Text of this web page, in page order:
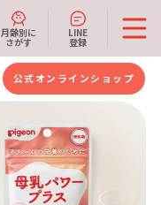
月齢別に
さがす
LINE
登録
公式オンラインショップ